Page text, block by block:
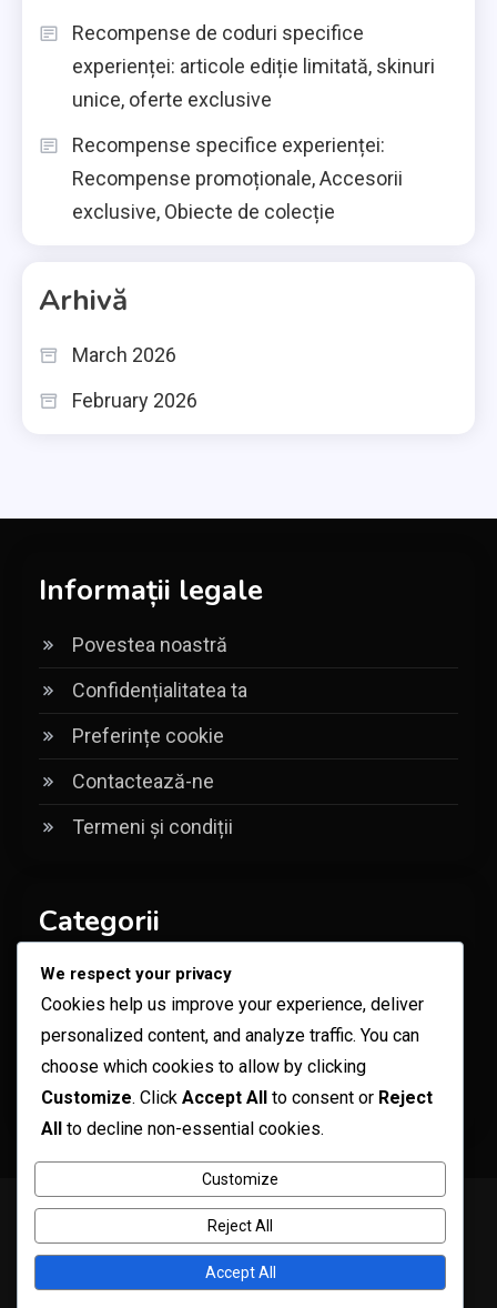
Recompense de coduri specifice
experienței: articole ediție limitată, skinuri
unice, oferte exclusive
Recompense specifice experienței:
Recompense promoționale, Accesorii
exclusive, Obiecte de colecție
Arhivă
March 2026
February 2026
Informații legale
Povestea noastră
Confidențialitatea ta
Preferințe cookie
Contactează-ne
Termeni și condiții
Categorii
Bonusuri pentru Carduri Cadou Robux
Coduri pentru articole promoționale Roblox
Recompense pentru Coduri Specifice
Experienței
Copyright © ogma blog 2026Proudly powered by WordPress
Theme: ogma-blog byMystery Themes
Confidențialitatea ta
Contactează-ne
Termeni și condiții
We respect your privacy
Cookies help us improve your experience, deliver
personalized content, and analyze traffic. You can
choose which cookies to allow by clicking
Customize. Click Accept All to consent or Reject
All to decline non-essential cookies.
Customize
Reject All
Accept All